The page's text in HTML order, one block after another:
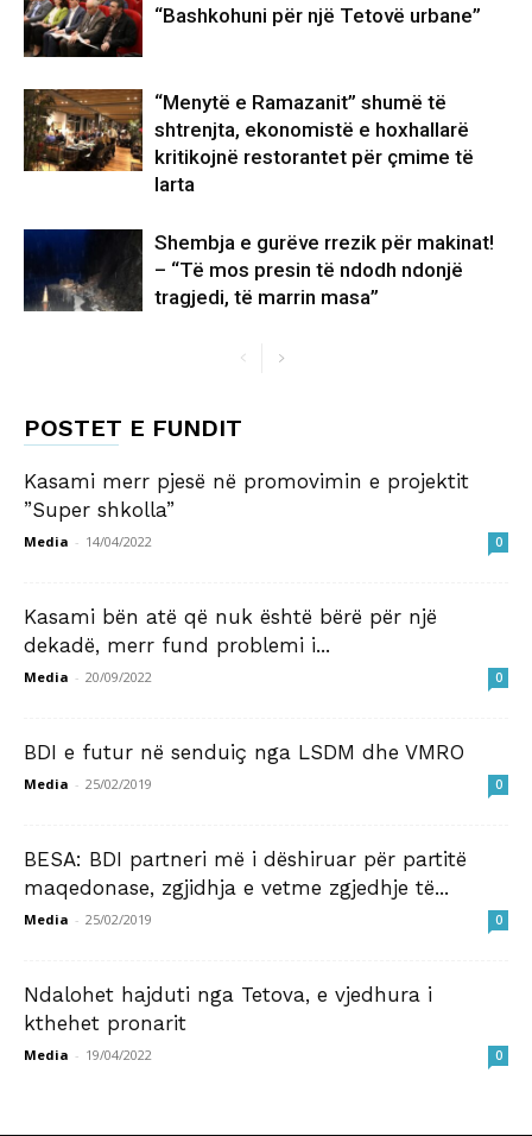
“Bashkohuni për një Tetovë urbane”
“Menytë e Ramazanit” shumë të
shtrenjta, ekonomistë e hoxhallarë
kritikojnë restorantet për çmime të
larta
Shembja e gurëve rrezik për makinat!
– “Të mos presin të ndodh ndonjë
tragjedi, të marrin masa”
POSTET E FUNDIT
Kasami merr pjesë në promovimin e projektit
”Super shkolla”
Media - 14/04/2022 0
Kasami bën atë që nuk është bërë për një
dekadë, merr fund problemi i...
Media - 20/09/2022 0
BDI e futur në senduiç nga LSDM dhe VMRO
Media - 25/02/2019 0
BESA: BDI partneri më i dëshiruar për partitë
maqedonase, zgjidhja e vetme zgjedhje të...
Media - 25/02/2019 0
Ndalohet hajduti nga Tetova, e vjedhura i
kthehet pronarit
Media - 19/04/2022 0